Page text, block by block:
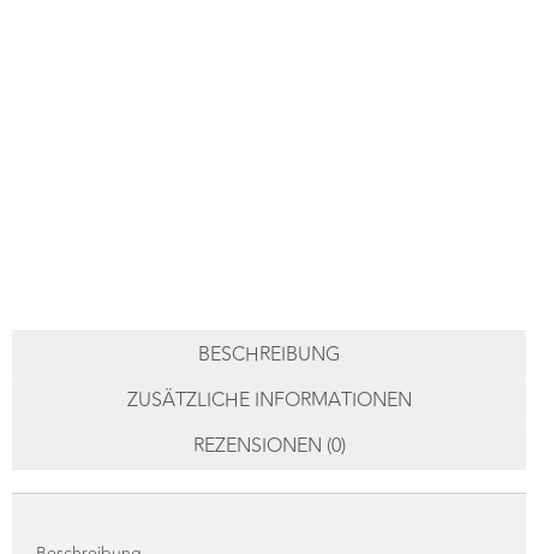
ZUSÄTZLICHE INFORMATIONEN
REZENSIONEN (0)